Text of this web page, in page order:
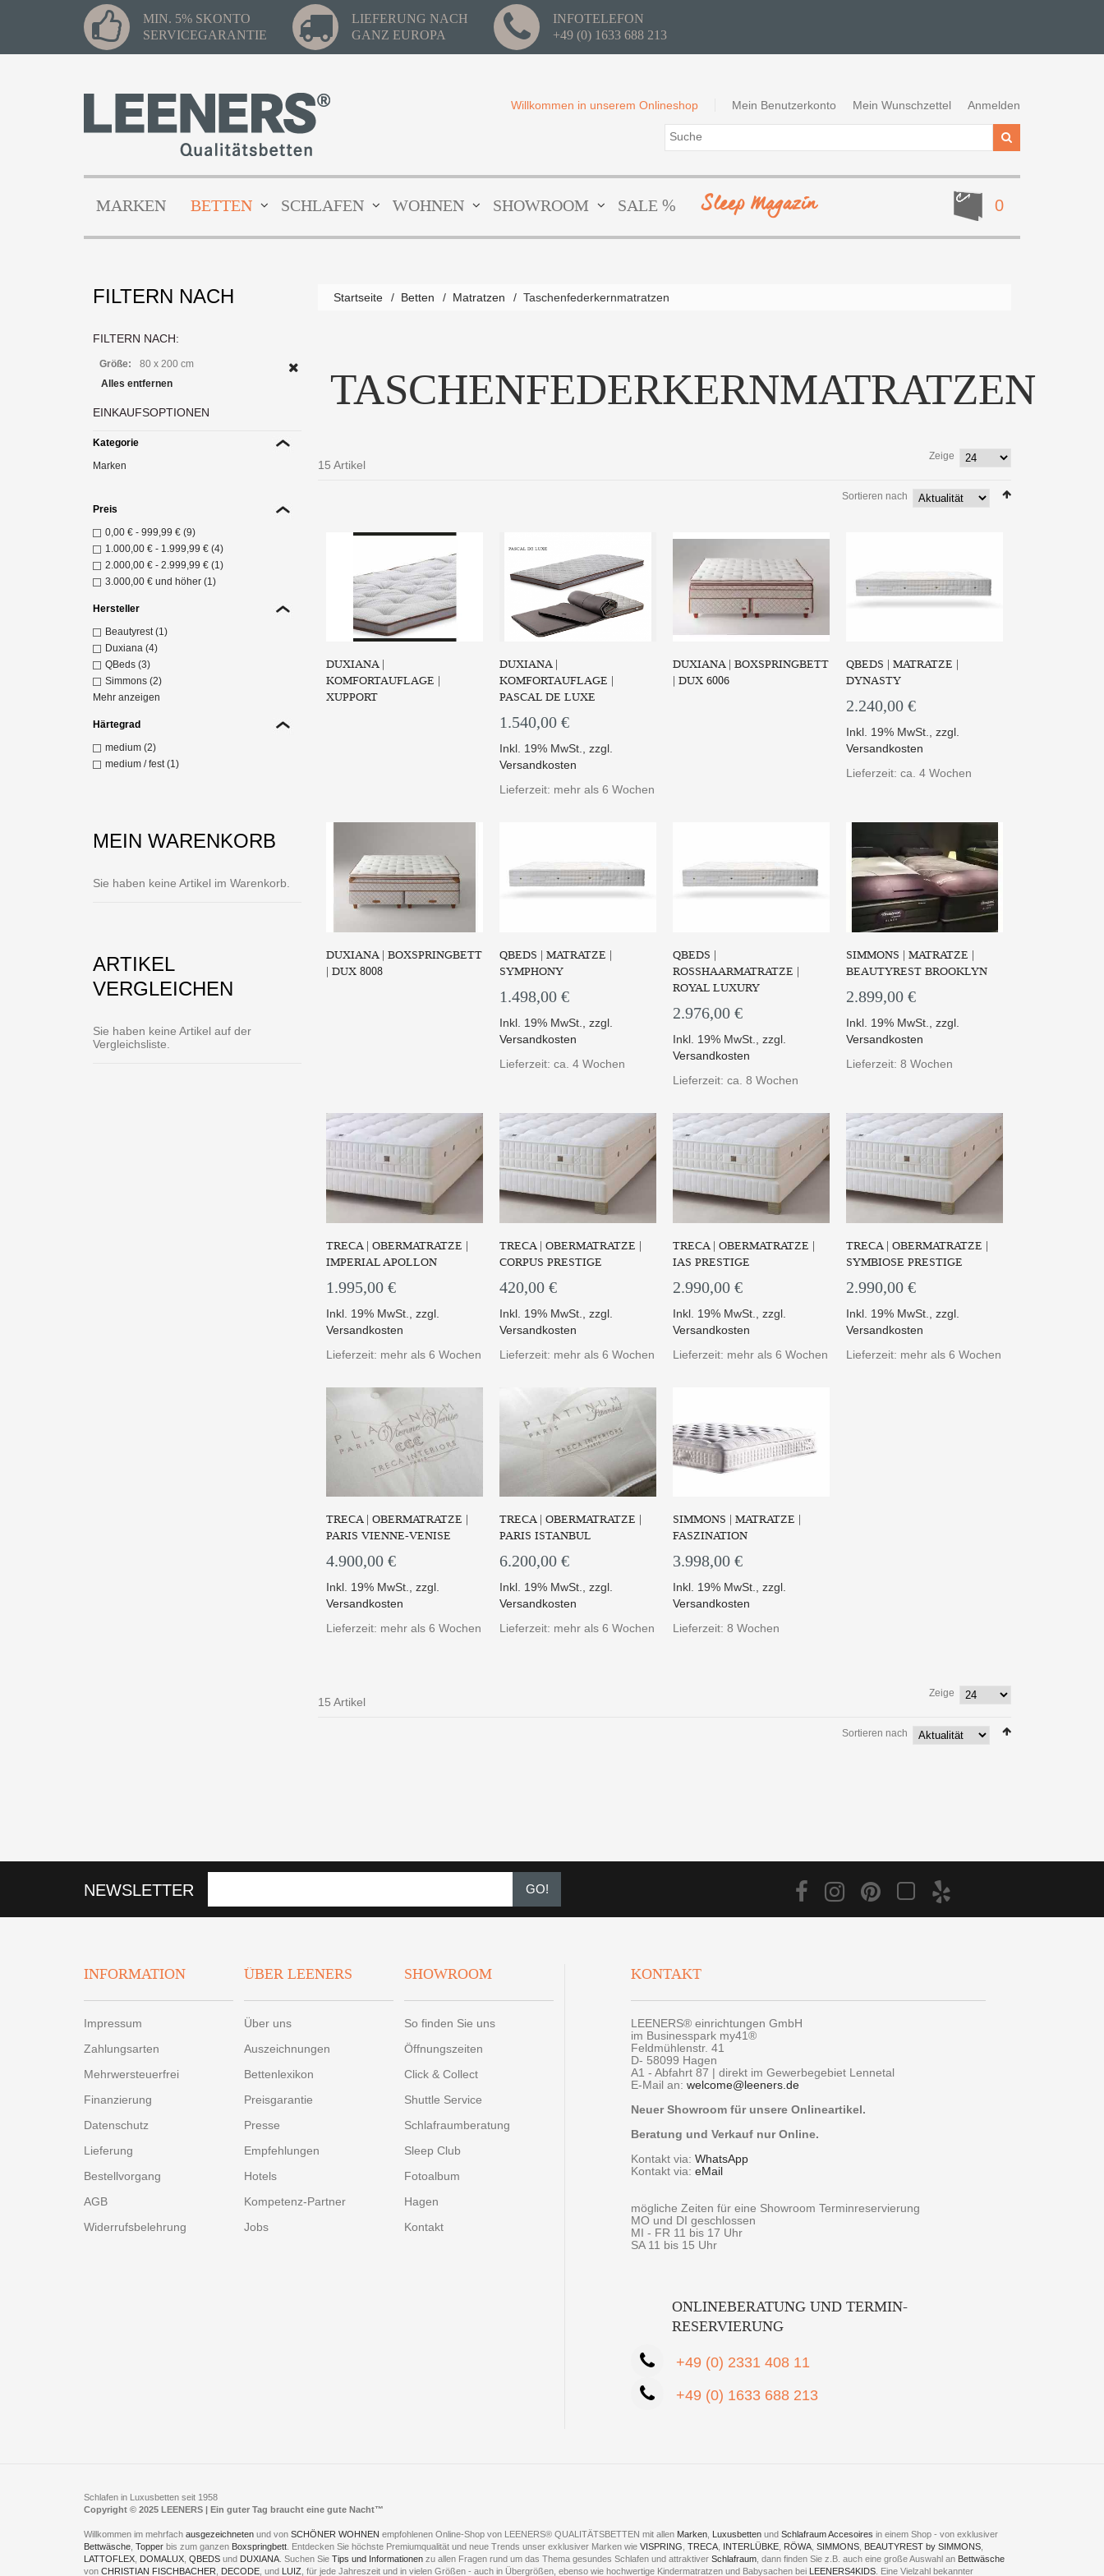
MIN. 5% SKONTO
SERVICEGARANTIE
LIEFERUNG NACH
GANZ EUROPA
INFOTELEFON
+49 (0) 1633 688 213
Mein Benutzerkonto Mein Wunschzettel Anmelden
Willkommen in unserem Onlineshop
0
MARKEN BETTEN SCHLAFEN WOHNEN SHOWROOM SALE % Sleep Magazin
Startseite / Betten / Matratzen / Taschenfederkernmatratzen
TASCHENFEDERKERNMATRATZEN
15 Artikel
Zeige
Sortieren nach
DUXIANA |
KOMFORTAUFLAGE |
XUPPORT
DUXIANA |
KOMFORTAUFLAGE |
PASCAL DE LUXE
1.540,00 €
Inkl. 19% MwSt., zzgl.
Versandkosten
Lieferzeit: mehr als 6 Wochen
DUXIANA | BOXSPRINGBETT
| DUX 6006
QBEDS | MATRATZE |
DYNASTY
2.240,00 €
Inkl. 19% MwSt., zzgl.
Versandkosten
Lieferzeit: ca. 4 Wochen
DUXIANA | BOXSPRINGBETT
| DUX 8008
Das DUX® 8008 bietet
individuell anpassbaren ...
ZUM PRODUKT
QBEDS | MATRATZE |
SYMPHONY
1.498,00 €
Inkl. 19% MwSt.
zzgl.
Versandkosten
Lieferzeit: ca. 4 Wochen
QBEDS |
ROSSHAARMATRATZE |
ROYAL LUXURY
2.976,00 €
Inkl. 19% MwSt.
zzgl.
Versandkosten
Lieferzeit: ca. 8 Wochen
SIMMONS | MATRATZE |
BEAUTYREST BROOKLYN
2.899,00 €
Inkl. 19% MwSt.
zzgl.
Versandkosten
Lieferzeit: 8 Wochen
Die BEAUTYREST
TRECA | OBERMATRATZE |
IMPERIAL APOLLON
1.995,00 €
Inkl. 19% MwSt. ,zzgl.
Versandkosten
Lieferzeit: mehr als 6 Wochen
ZUM PRODUKT
TRECA | OBERMATRATZE |
CORPUS PRESTIGE
420,00 €
Inkl. 19% MwSt.
zzgl.
Versandkosten
Lieferzeit: mehr als 6 Wochen
Die CORPUS PRESTIGE
TRECA | OBERMATRATZE |
IAS PRESTIGE
2.990,00 €
Inkl. 19% MwSt.
zzgl.
Versandkosten
Lieferzeit: mehr als 6 Wochen
TRECA | OBERMATRATZE |
SYMBIOSE PRESTIGE
2.990,00 €
Inkl. 19% MwSt.
zzgl.
Versandkosten
Lieferzeit: mehr als 6 Wochen
ZUM PRODUKT
TRECA | OBERMATRATZE |
PARIS VIENNE-VENISE
4.900,00 €
Inkl. 19% MwSt.,zzgl.
Versandkosten
Lieferzeit: mehr als 6 Wochen
TRECA | OBERMATRATZE |
PARIS ISTANBUL
6.200,00 €
Inkl. 19% MwSt., zzgl.
Versandkosten
Lieferzeit: mehr als 6 Wochen
Die Matratze Istanbul aus der
SIMMONS | MATRATZE |
FASZINATION
3.998,00 €
Inkl. 19% MwSt., zzgl.
Versandkosten
Lieferzeit: 8 Wochen
Mit einem Gefühl der
Unbetroffenheit verleiht...
15 Artikel
Zeige
Sortieren nach
FILTERN NACH
FILTERN NACH:
Größe:
80 x 200 cm
Alles entfernen
EINKAUFSOPTIONEN
Kategorie
Marken
Preis
0,00 € -999,99 € (9)
1.000,00 € - 1.999,99 € (4)
2.000,00 € -2.999,99 € (1)
3.000,00 € und höher (1)
Hersteller
Beautyrest (1)
Duxiana (4)
QBeds (3)
Simmons (2)
Mehr anzeigen
Härtegrad
medium (2)
medium / fest (1)
MEIN WARENKORB
Sie haben keine Artikel im Warenkorb.
ARTIKEL
VERGLEICHEN
Sie haben keine Artikel auf der
Vergleichsliste.
NEWSLETTER GO!
INFORMATION
Impressum
Zahlungsarten
Mehrwersteuerfrei
Finanzierung
Datenschutz
Lieferung
Bestellvorgang
AGB
Widerrufsbelehrung
ÜBER LEENERS
Über uns
Auszeichnungen
Bettenlexikon
Preisgarantie
Presse
Empfehlungen
Hotels
Kompetenz-Partner
Jobs
SHOWROOM
So finden Sie uns
Öffnungszeiten
Click & Collect
Shuttle Service
Schlafraumberatung
Sleep Club
Fotoalbum
Hagen
Kontakt
KONTAKT
LEENERS® einrichtungen GmbH
im Businesspark my41®
Feldmühlenstr. 41
D- 58099 Hagen
A1 - Abfahrt 87 | direkt im Gewerbegebiet Lennetal
E-Mail an: welcome@leeners.de
Neuer Showroom für unsere Onlineartikel.
Beratung und Verkauf nur Online.
Kontakt via: WhatsApp
Kontakt via: eMail
mögliche Zeiten für eine Showroom Terminreservierung
MO und DI geschlossen
MI - FR 11 bis 17 Uhr
SA 11 bis 15 Uhr
ONLINEBERATUNG UND TERMIN-
RESERVIERUNG
+49 (0) 2331 408 11
+49 (0) 1633 688 213
Schlafen in Luxusbetten seit 1958
Copyright © 2025 LEENERS | Ein guter Tag braucht eine gute Nacht™
Willkommen im mehrfach ausgezeichneten und von SCHÖNER WOHNEN empfohlenen Online-Shop von LEENERS® QUALITÄTSBETTEN mit allen Marken Luxusbetten und Schlafraum Accesoires in einem Shop - von exklusiver
Bettwäsche Topper bis zum ganzen Boxspringbett . Entdecken Sie höchste Premiumqualität und neue Trends unser exklusiver Marken wie VISPRING TRECA INTERLÜBKE RÖWA SIMMONS BEAUTYREST by SIMMONS
LATTOFLEX
DOMALUX QBEDS und DUXIANA . Suchen Sie Tips und Informationen zu allen Fragen rund um das Thema gesundes Schlafen und attraktiver Schlafraum , dann finden Sie z.B. auch eine große Auswahl an Bettwäsche
von CHRISTIAN FISCHBACHER DECODE , und LUIZ , für jede Jahreszeit und in vielen Größen - auch in Übergrößen, ebenso wie hochwertige Kindermatratzen und Babysachen bei LEENERS4KIDS . Eine Vielzahl bekannter